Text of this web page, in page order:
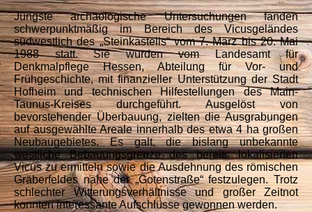
Jüngste archäologische Untersuchungen fanden
schwerpunktmäßig im Bereich des Vicusgeländes
südwestlich des „Steinkastells“ vom 7. März bis 20. Mai
1988 statt. Sie wurden vom Landesamt für
Denkmalpflege Hessen, Abteilung für Vor- und
Frühgeschichte, mit finanzieller Unterstützung der Stadt
Hofheim und technischen Hilfestellungen des Main-
Taunus-Kreises durchgeführt. Ausgelöst von
bevorstehender Überbauung, zielten die Ausgrabungen
auf ausgewählte Areale innerhalb des etwa 4 ha großen
Neubaugebietes. Es galt, die bislang unbekannte
westliche Bebauungsgrenze des bereits lokalisierten
Vicus zu ermitteln sowie die Ausdehnung des römischen
Gräberfeldes nahe der „Gotenstraße“ festzulegen. Trotz
schlechter Witterungsverhältnisse und großer Zeitnot
konnten interessante Aufschlüsse gewonnen werden.